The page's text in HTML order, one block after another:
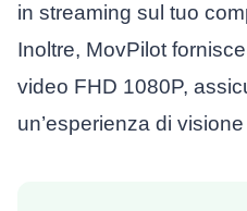
in streaming sul tuo
Inoltre, MovPilot
video FHD 1080P,
un’esperienza di